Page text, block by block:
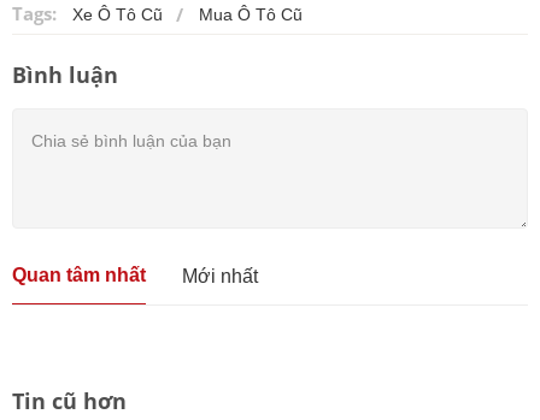
Tags: Xe Ô Tô Cũ Mua Ô Tô Cũ
Bình luận
Quan tâm nhất Mới nhất
Tin cũ hơn